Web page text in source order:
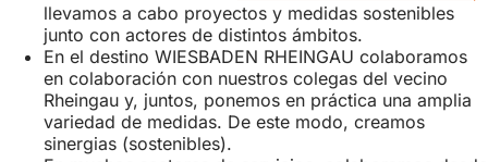
llevamos a cabo proyectos y medidas sostenibles
junto con actores de distintos ámbitos.
En el destino WIESBADEN RHEINGAU colaboramos
en colaboración con nuestros colegas del vecino
Rheingau y, juntos, ponemos en práctica una amplia
variedad de medidas. De este modo, creamos
sinergias (sostenibles).